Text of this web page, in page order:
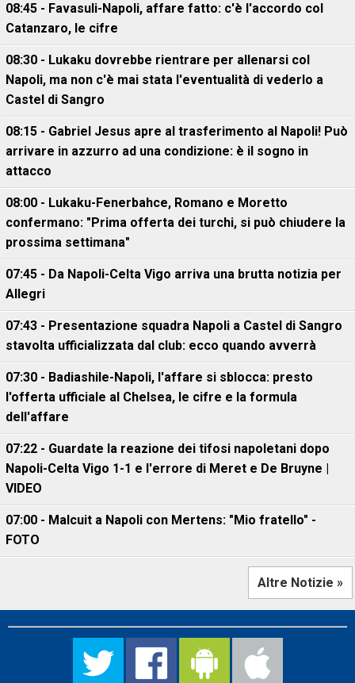
08:45 - Favasuli-Napoli, affare fatto: c'è l'accordo col
Catanzaro, le cifre
08:30 - Lukaku dovrebbe rientrare per allenarsi col
Napoli, ma non c'è mai stata l'eventualità di vederlo a
Castel di Sangro
08:15 - Gabriel Jesus apre al trasferimento al Napoli! Può
arrivare in azzurro ad una condizione: è il sogno in
attacco
08:00 - Lukaku-Fenerbahce, Romano e Moretto
confermano: "Prima offerta dei turchi, si può chiudere la
prossima settimana"
07:45 - Da Napoli-Celta Vigo arriva una brutta notizia per
Allegri
07:43 - Presentazione squadra Napoli a Castel di Sangro
stavolta ufficializzata dal club: ecco quando avverrà
07:30 - Badiashile-Napoli, l'affare si sblocca: presto
l'offerta ufficiale al Chelsea, le cifre e la formula
dell'affare
07:22 - Guardate la reazione dei tifosi napoletani dopo
Napoli-Celta Vigo 1-1 e l'errore di Meret e De Bruyne |
VIDEO
07:00 - Malcuit a Napoli con Mertens: "Mio fratello" -
FOTO
Altre Notizie »